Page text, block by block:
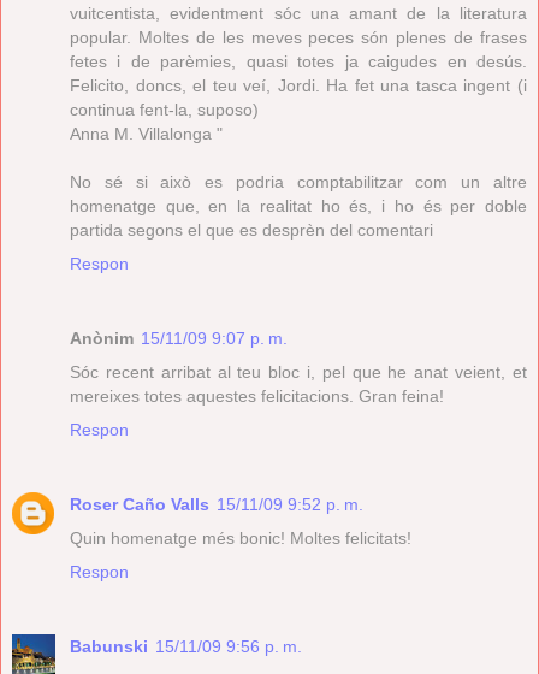
vuitcentista, evidentment sóc una amant de la literatura
popular. Moltes de les meves peces són plenes de frases
fetes i de parèmies, quasi totes ja caigudes en desús.
Felicito, doncs, el teu veí, Jordi. Ha fet una tasca ingent (i
continua fent-la, suposo)
Anna M. Villalonga "
No sé si això es podria comptabilitzar com un altre
homenatge que, en la realitat ho és, i ho és per doble
partida segons el que es desprèn del comentari
Respon
Anònim 15/11/09 9:07 p. m.
Sóc recent arribat al teu bloc i, pel que he anat veient, et
mereixes totes aquestes felicitacions. Gran feina!
Respon
Roser Caño Valls 15/11/09 9:52 p. m.
Quin homenatge més bonic! Moltes felicitats!
Respon
Babunski 15/11/09 9:56 p. m.